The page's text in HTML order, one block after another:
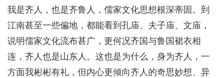
我是齐人，也是齐鲁人，儒家文化思想根深蒂固。到
江南甚至一些偏地，都能看到孔庙、夫子庙、文庙，
说明儒家文化流布甚广，更何况齐国与鲁国裙衣相
连，齐人也是山东人。这也是为什么，身为齐人，一
方面我彬彬有礼，但内心更倾向齐人的奇思妙想、异